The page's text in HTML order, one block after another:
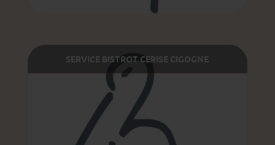
SERVICE BISTROT CERISE CIGOGNE